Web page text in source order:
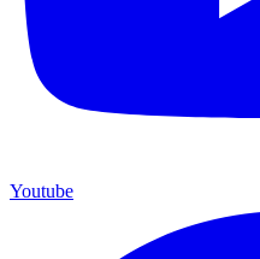
Youtube